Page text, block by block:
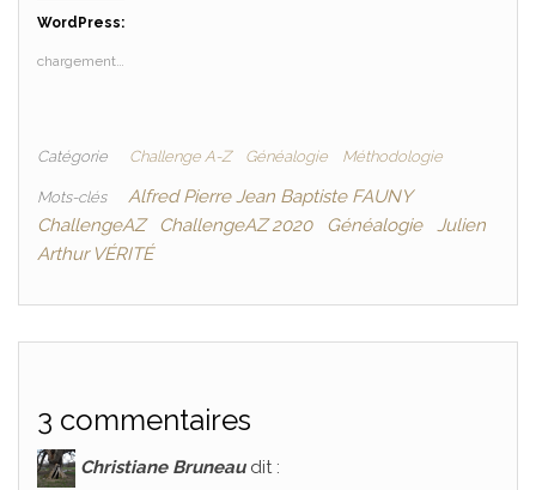
WordPress:
chargement…
Catégorie Challenge A-Z Généalogie Méthodologie
Mots-clés
Alfred Pierre Jean Baptiste FAUNY
ChallengeAZ
ChallengeAZ 2020 Généalogie
Julien
Arthur VÉRITÉ
3 commentaires
Christiane Bruneau dit :